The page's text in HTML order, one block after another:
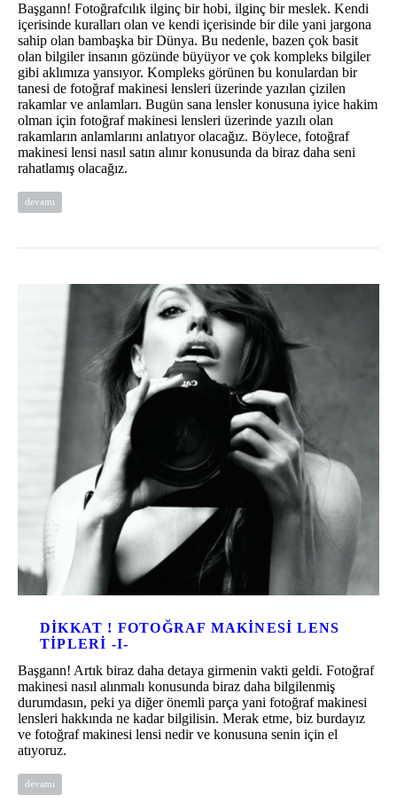
Başgann! Fotoğrafcılık ilginç bir hobi, ilginç bir meslek. Kendi
içerisinde kuralları olan ve kendi içerisinde bir dile yani jargona
sahip olan bambaşka bir Dünya. Bu nedenle, bazen çok basit
olan bilgiler insanın gözünde büyüyor ve çok kompleks bilgiler
gibi aklımıza yansıyor. Kompleks görünen bu konulardan bir
tanesi de fotoğraf makinesi lensleri üzerinde yazılan çizilen
rakamlar ve anlamları. Bugün sana lensler konusuna iyice hakim
olman için fotoğraf makinesi lensleri üzerinde yazılı olan
rakamların anlamlarını anlatıyor olacağız. Böylece, fotoğraf
makinesi lensi nasıl satın alınır konusunda da biraz daha seni
rahatlamış olacağız.
devamı
DIKKAT ! FOTOĞRAF MAKINESI LENS
TIPLERI -I-
Başgann! Artık biraz daha detaya girmenin vakti geldi. Fotoğraf
makinesi nasıl alınmalı konusunda biraz daha bilgilenmiş
durumdasın, peki ya diğer önemli parça yani fotoğraf makinesi
lensleri hakkında ne kadar bilgilisin. Merak etme, biz burdayız
ve fotoğraf makinesi lensi nedir ve konusuna senin için el
atıyoruz.
devamı